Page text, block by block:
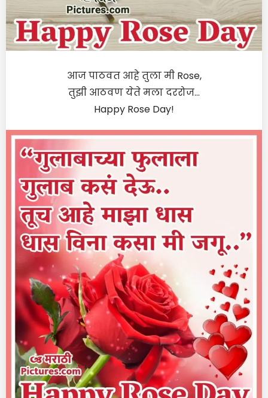
आज पाठवत आहे तुला मी Rose,
तुझी आठवण येते मला दररोज…
Happy Rose Day!